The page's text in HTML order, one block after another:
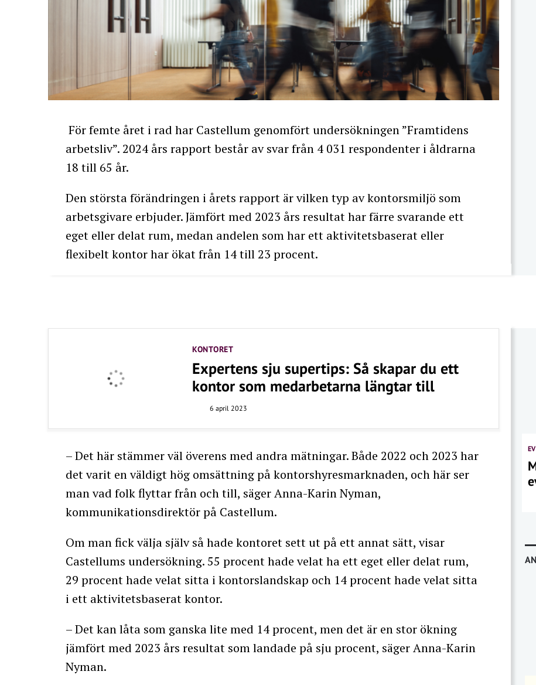
För femte året i rad har Castellum genomfört undersökningen ”Framtidens
arbetsliv”. 2024 års rapport består av svar från 4 031 respondenter i åldrarna
18 till 65 år.
Den största förändringen i årets rapport är vilken typ av kontorsmiljö som
arbetsgivare erbjuder. Jämfört med 2023 års resultat har färre svarande ett
eget eller delat rum, medan andelen som har ett aktivitetsbaserat eller
flexibelt kontor har ökat från 14 till 23 procent.
KONTORET
Expertens sju supertips: Så skapar du ett
kontor som medarbetarna längtar till
6 april 2023
– Det här stämmer väl överens med andra mätningar. Både 2022 och 2023 har
det varit en väldigt hög omsättning på kontorshyresmarknaden, och här ser
man vad folk flyttar från och till, säger Anna-Karin Nyman,
kommunikationsdirektör på Castellum.
Om man fick välja själv så hade kontoret sett ut på ett annat sätt, visar
Castellums undersökning. 55 procent hade velat ha ett eget eller delat rum,
29 procent hade velat sitta i kontorslandskap och 14 procent hade velat sitta
i ett aktivitetsbaserat kontor.
– Det kan låta som ganska lite med 14 procent, men det är en stor ökning
jämfört med 2023 års resultat som landade på sju procent, säger Anna-Karin
Nyman.